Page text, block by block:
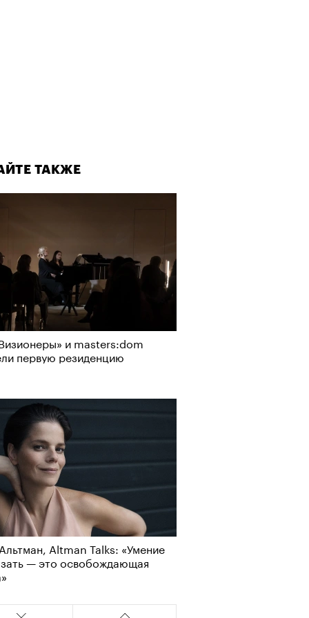
ТАКЖЕ
и masters:dom
первую резиденцию
Altman Talks: «Умение
— это освобождающая